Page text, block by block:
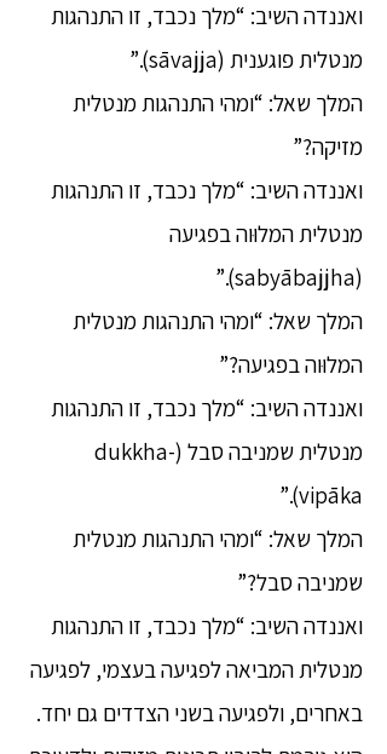
ואננדה השיב: “מלך נכבד, זו התנהגות
מנטלית פוגענית (sāvajja).”
המלך שאל: “ומהי התנהגות מנטלית
מזיקה?”
ואננדה השיב: “מלך נכבד, זו התנהגות
מנטלית המלוּוה בפגיעה
(sabyābajjha).”
המלך שאל: “ומהי התנהגות מנטלית
המלוּוה בפגיעה?”
ואננדה השיב: “מלך נכבד, זו התנהגות
מנטלית שמניבה סבל (dukkha-
vipāka).”
המלך שאל: “ומהי התנהגות מנטלית
שמניבה סבל?”
ואננדה השיב: “מלך נכבד, זו התנהגות
מנטלית המביאה לפגיעה בעצמי, לפגיעה
באחרים, ולפגיעה בשני הצדדים גם יחד.